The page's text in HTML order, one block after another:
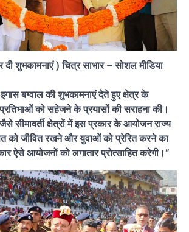
दी शुभकामनाएं ) चित्र साभार – सोशल मीडिया
बग्वाल की शुभकामनाएं देते हुए क्षेत्र के
को सहेजने के प्रयासों की सराहना की।
सीमावर्ती क्षेत्रों में इस प्रकार के आयोजन राज्य
को जीवित रखने और युवाओं को प्रेरित करने का
ऐसे आयोजनों को लगातार प्रोत्साहित करेगी।”